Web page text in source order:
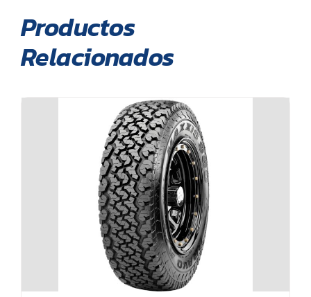
Productos
Relacionados